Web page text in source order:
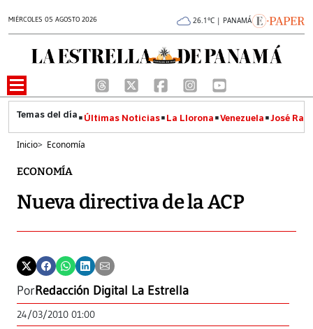
MIÉRCOLES 05 AGOSTO 2026 26.1°C | PANAMÁ
Últimas Noticias La Llorona Venezuela José
Inicio> Economía
ECONOMÍA
Nueva directiva de la ACP
PorRedacción Digital La Estrella
24/03/2010 01:00